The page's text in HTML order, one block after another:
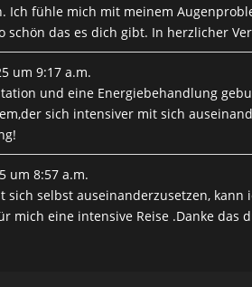
Ich fühle mich mit meinem
schön das es dich gibt. In herzlicher
um 9:17 a.m.
und eine Energiebehandlung
sich intensiver mit sich
um 8:57 a.m.
sich selbst auseinanderzusetzen,
mich eine intensive Reise .Danke das